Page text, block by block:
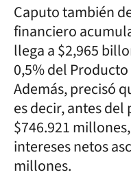
Caputo también
financiero
llega a $2,965
0,5% del
Además, precisó
es decir, antes del
$746.921
intereses netos
millones.